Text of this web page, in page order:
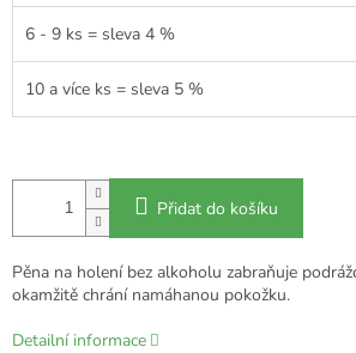
6 - 9 ks = sleva 4 %
10 a více ks = sleva 5 %
Přidat do košíku
Pěna na holení bez alkoholu zabraňuje
okamžitě chrání namáhanou pokožku.
Detailní informace